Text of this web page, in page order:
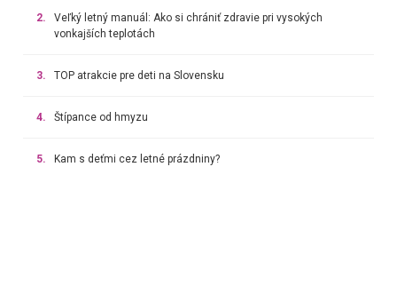
2.
Veľký letný manuál: Ako si chrániť zdravie pri vysokých
vonkajších teplotách
3. TOP atrakcie pre deti na Slovensku
4. Štípance od hmyzu
5. Kam s deťmi cez letné prázdniny?